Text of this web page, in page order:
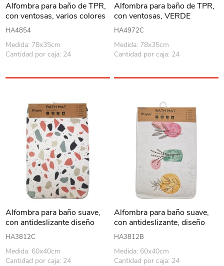
Alfombra para baño de TPR,
con ventosas, varios colores
HA4854
Medida: 78x35cm
Cantidad por caja: 24
Alfombra para baño de TPR,
con ventosas, VERDE
OSCURO, Berlina Home
HA4972C
Medida: 78x35cm
Cantidad por caja: 24
Alfombra para baño suave,
con antideslizante diseño
manchas
HA3812C
Medida: 60x40cm
Cantidad por caja: 24
Alfombra para baño suave,
con antideslizante, diseño
hojas
HA3812B
Medida: 60x40cm
Cantidad por caja: 24